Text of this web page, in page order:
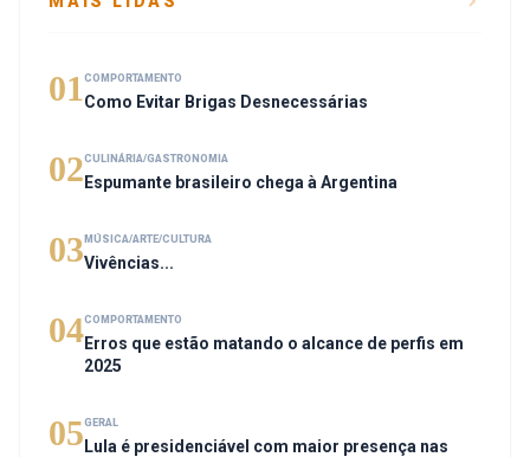
01 COMPORTAMENTO
Como Evitar Brigas Desnecessárias
02CULINÁRIA/GASTRONOMIA
Espumante brasileiro chega à Argentina
03 MÚSICA/ARTE/CULTURA
Vivências...
04COMPORTAMENTO
Erros que estão matando o alcance de perfis em
2025
05GERAL
Lula é presidenciável com maior presença nas